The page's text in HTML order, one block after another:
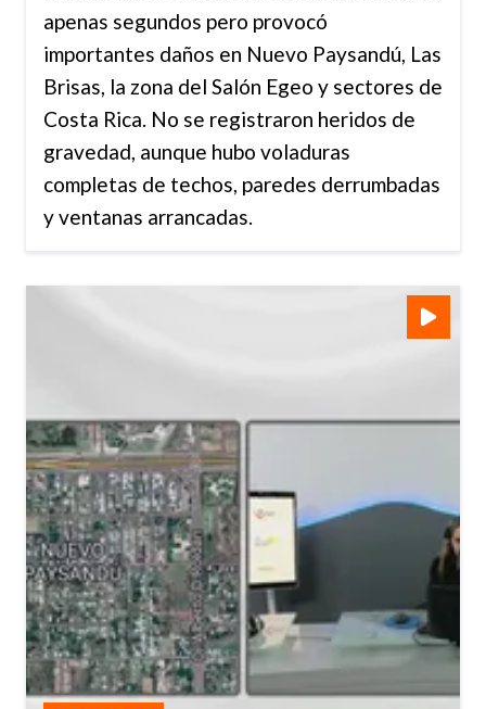
apenas segundos pero provocó
importantes daños en Nuevo Paysandú, Las
Brisas, la zona del Salón Egeo y sectores de
Costa Rica. No se registraron heridos de
gravedad, aunque hubo voladuras
completas de techos, paredes derrumbadas
y ventanas arrancadas.